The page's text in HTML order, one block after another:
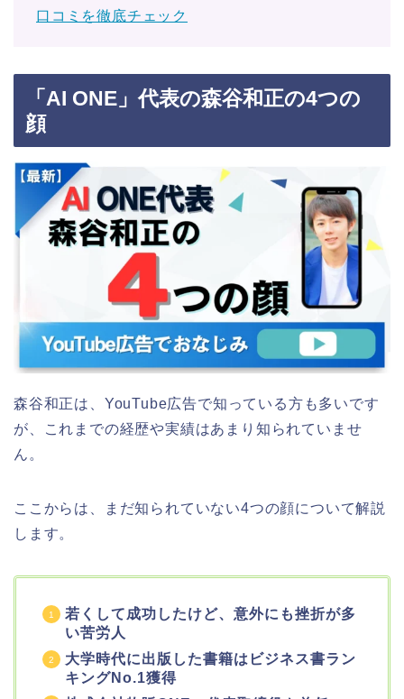
口コミを徹底チェック
「AI ONE」代表の森谷和正の4つの
顔
森谷和正は、YouTube広告で知っている方も多いです
が、これまでの経歴や実績はあまり知られていませ
ん。
ここからは、まだ知られていない4つの顔について解説
します。
若くして成功したけど、意外にも挫折が多
い苦労人
大学時代に出版した書籍はビジネス書ラン
キングNo.1獲得